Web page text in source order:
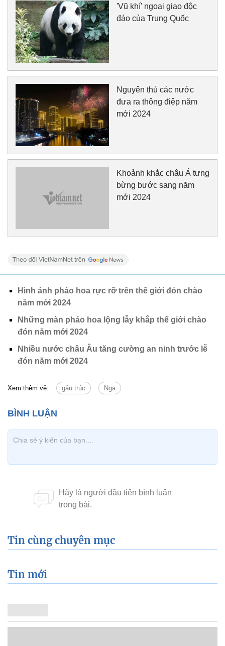
'Vũ khí' ngoại giao độc
đáo của Trung Quốc
Nguyên thủ các nước
đưa ra thông điệp năm
mới 2024
Khoảnh khắc châu Á tưng
bừng bước sang năm
mới 2024
Hình ảnh pháo hoa rực rỡ trên thế giới đón chào
năm mới 2024
Những màn pháo hoa lộng lẫy khắp thế giới chào
đón năm mới 2024
Nhiều nước châu Âu tăng cường an ninh trước lễ
đón năm mới 2024
Xem thêm về: gấu trúc Nga
Tin cùng chuyên mục
Tin mới